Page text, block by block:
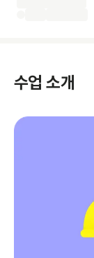
수업 소개